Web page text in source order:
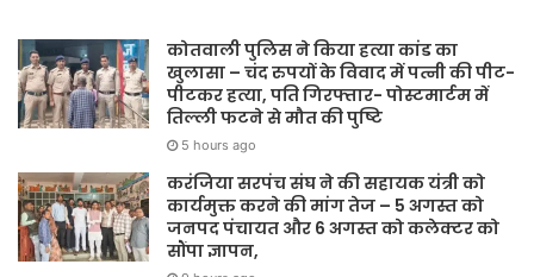
कोतवाली पुलिस ने किया हत्या कांड का
खुलासा – चंद रुपयों के विवाद में पत्नी की पीट-
पीटकर हत्या, पति गिरफ्तार- पोस्टमार्टम में
तिल्ली फटने से मौत की पुष्टि
5 hours ago
करंजिया सरपंच संघ ने की सहायक यंत्री को
कार्यमुक्त करने की मांग तेज – 5 अगस्त को
जनपद पंचायत और 6 अगस्त को कलेक्टर को
सौंपा ज्ञापन,